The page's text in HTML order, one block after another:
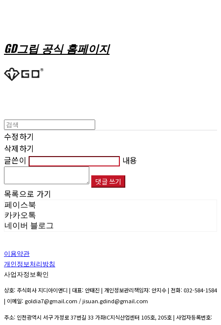
GD그립 공식 홈페이지
수정하기
삭제하기
글쓴이
내용
댓글 쓰기
목록으로 가기
페이스북
카카오톡
네이버 블로그
이용약관
개인정보처리방침
사업자정보확인
상호: 주식회사 지디아이앤디 | 대표: 안태진 | 개인정보관리책임자: 안지수 | 전화: 032-584-1584
| 이메일: goldia7@gmail.com / jisuan.gdind@gmail.com
주소: 인천광역시 서구 가정로 37번길 33 가좌IC지식산업센터 105호, 205호 | 사업자등록번호: